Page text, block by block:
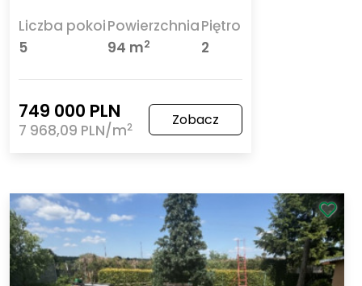
Liczba pokoi
5
Powierzchnia
94 m2
Piętro
2
749 000 PLN
7 968,09 PLN/m2 Zobacz